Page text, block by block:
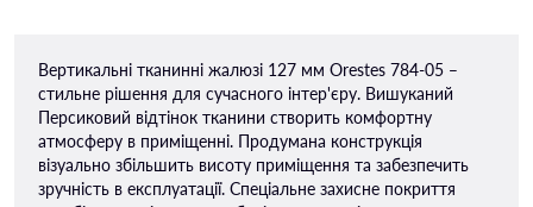
Вертикальні тканинні жалюзі 127 мм Orestes 784-05 –
стильне рішення для сучасного інтер'єру. Вишуканий
Персиковий відтінок тканини створить комфортну
атмосферу в приміщенні. Продумана конструкція
візуально збільшить висоту приміщення та забезпечить
зручність в експлуатації. Спеціальне захисне покриття